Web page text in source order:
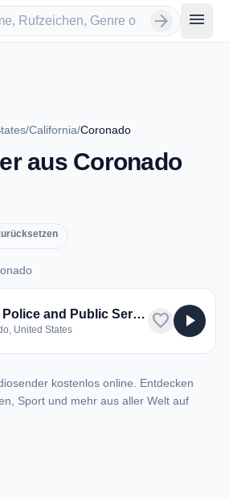
arrow_forward menu
/California/Coronado
aus Coronado
Coronado Police and Public Service
United States favorite play_arrow
kostenlos online. Entdecken
Sport und mehr aus aller Welt auf